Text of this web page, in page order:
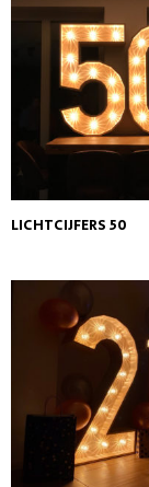
LICHTCIJFERS 50